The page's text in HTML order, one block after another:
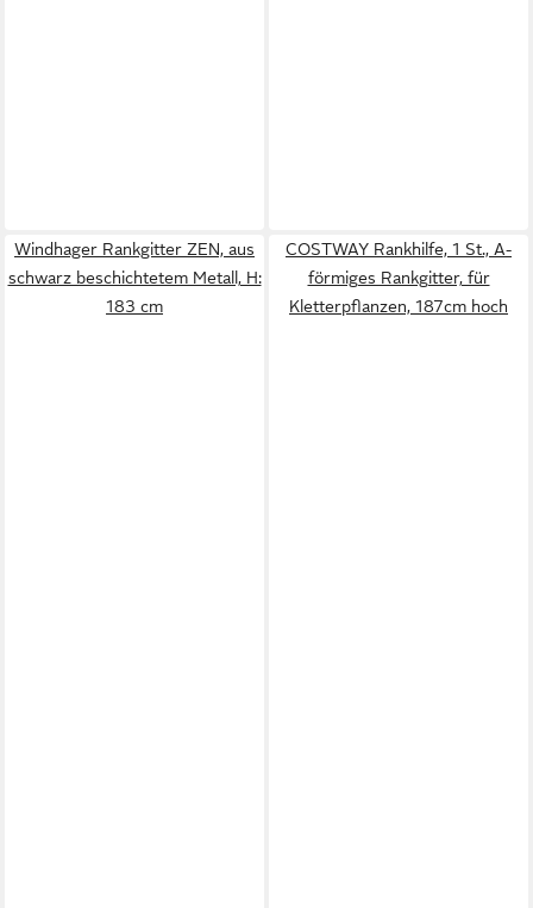
Windhager Rankgitter ZEN, aus
schwarz beschichtetem Metall, H:
183 cm
COSTWAY Rankhilfe, 1 St., A-
förmiges Rankgitter, für
Kletterpflanzen, 187cm hoch